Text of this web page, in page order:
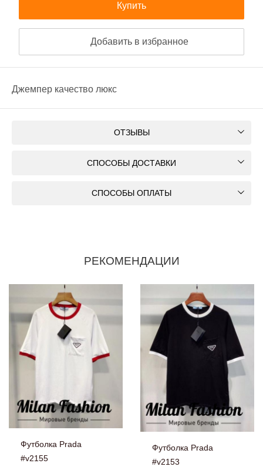
Купить
Добавить в избранное
Джемпер качество люкс
ОТЗЫВЫ
СПОСОБЫ ДОСТАВКИ
СПОСОБЫ ОПЛАТЫ
РЕКОМЕНДАЦИИ
Футболка Prada
#v2155
Футболка Prada
#v2153